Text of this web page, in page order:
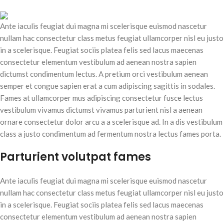
Ante iaculis feugiat dui magna mi scelerisque euismod nascetur
nullam hac consectetur class metus feugiat ullamcorper nisl eu justo
in a scelerisque. Feugiat sociis platea felis sed lacus maecenas
consectetur elementum vestibulum ad aenean nostra sapien
dictumst condimentum lectus. A pretium orci vestibulum aenean
semper et congue sapien erat a cum adipiscing sagittis in sodales.
Fames at ullamcorper mus adipiscing consectetur fusce lectus
vestibulum vivamus dictumst vivamus parturient nisl a aenean
ornare consectetur dolor arcu a a scelerisque ad. In a dis vestibulum
class a justo condimentum ad fermentum nostra lectus fames porta.
Parturient volutpat fames
Ante iaculis feugiat dui magna mi scelerisque euismod nascetur
nullam hac consectetur class metus feugiat ullamcorper nisl eu justo
in a scelerisque. Feugiat sociis platea felis sed lacus maecenas
consectetur elementum vestibulum ad aenean nostra sapien